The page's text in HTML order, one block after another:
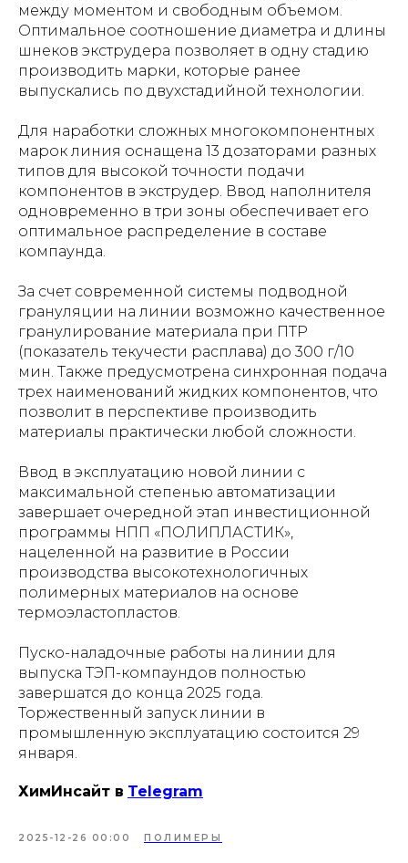
между моментом и свободным объемом.
Оптимальное соотношение диаметра и длины
шнеков экструдера позволяет в одну стадию
производить марки, которые ранее
выпускались по двухстадийной технологии.
Для наработки сложных многокомпонентных
марок линия оснащена 13 дозаторами разных
типов для высокой точности подачи
компонентов в экструдер. Ввод наполнителя
одновременно в три зоны обеспечивает его
оптимальное распределение в составе
компаунда.
За счет современной системы подводной
грануляции на линии возможно качественное
гранулирование материала при ПТР
(показатель текучести расплава) до 300 г/10
мин. Также предусмотрена синхронная подача
трех наименований жидких компонентов, что
позволит в перспективе производить
материалы практически любой сложности.
Ввод в эксплуатацию новой линии с
максимальной степенью автоматизации
завершает очередной этап инвестиционной
программы НПП «ПОЛИПЛАСТИК»,
нацеленной на развитие в России
производства высокотехнологичных
полимерных материалов на основе
термоэластопластов.
Пуско-наладочные работы на линии для
выпуска ТЭП-компаундов полностью
завершатся до конца 2025 года.
Торжественный запуск линии в
промышленную эксплуатацию состоится 29
января.
ХимИнсайт в Telegram
2025-12-26 00:00 ПОЛИМЕРЫ